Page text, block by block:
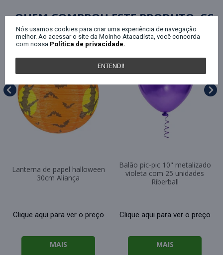
QUEM COMPROU ESTE PRODUTO,
Lanterna de papel halloween
30cm Aliança
Clique aqui para ver o preço
MAIS
Balão pic-pic 10" metalizado
violeta com 25 unidades
Riberball
Clique aqui para ver o preço
MAIS
Nós usamos cookies para criar uma experiência de navegação
melhor. Ao acessar o site da Moinho Atacadista, você concorda
com nossa Política de privacidade.
ENTENDI!